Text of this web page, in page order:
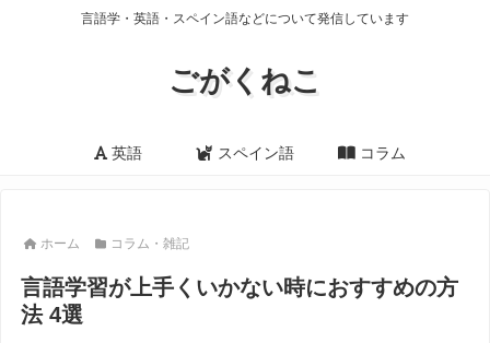
言語学・英語・スペイン語などについて発信しています
ごがくねこ
英語 スペイン語 コラム
ホーム コラム・雑記
言語学習が上手くいかない時におすすめの方
法 4選